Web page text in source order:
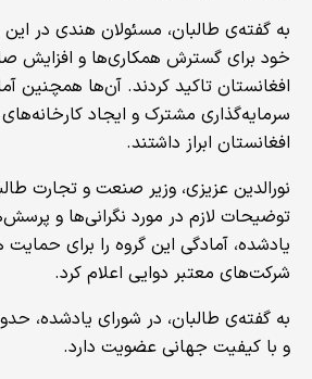
به گفته‌ی طالبان، مسئولان هندی در این
خود برای گسترش همکاری‌ها و افزایش
افغانستان تاکید کردند. آن‌ها همچنین
سرمایه‌گذاری مشترک و ایجاد کارخانه‌های
افغانستان ابراز داشتند.
نورالدین عزیزی، وزیر صنعت و تجارت
توضیحات لازم در مورد نگرانی‌ها و
یادشده، آمادگی این گروه را برای حمایت
شرکت‌های معتبر دوایی اعلام کرد.
و با کیفیت جهانی عضویت دارد.